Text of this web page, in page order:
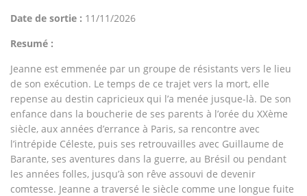
Date de sortie : 11/11/2026
Resumé :
Jeanne est emmenée par un groupe de résistants vers le lieu
de son exécution. Le temps de ce trajet vers la mort, elle
repense au destin capricieux qui l’a menée jusque-là. De son
enfance dans la boucherie de ses parents à l’orée du XXème
siècle, aux années d’errance à Paris, sa rencontre avec
l’intrépide Céleste, puis ses retrouvailles avec Guillaume de
Barante, ses aventures dans la guerre, au Brésil ou pendant
les années folles, jusqu’à son rêve assouvi de devenir
comtesse. Jeanne a traversé le siècle comme une longue fuite